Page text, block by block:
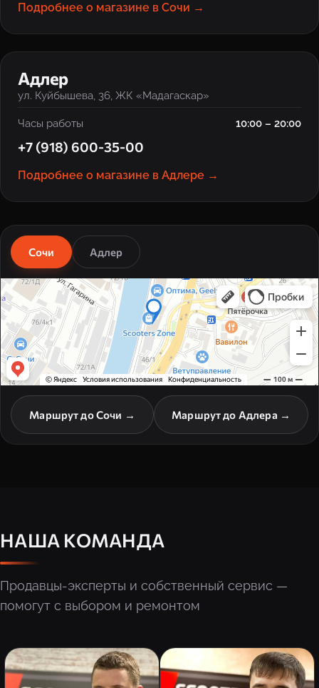
Подробнее о магазине в Сочи →
‹ ›
Адлер
ул. Куйбышева, 36, ЖК «Мадагаскар»
Часы работы 10:00 – 20:00
+7 (918) 600-35-00
Подробнее о магазине в Адлере →
Сочи Адлер
Маршрут до Сочи → Маршрут до Адлера →
НАША КОМАНДА
Продавцы-эксперты и собственный сервис —
помогут с выбором и ремонтом